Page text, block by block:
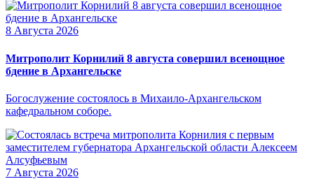
8 Августа 2026
Митрополит Корнилий 8 августа совершил всенощное
бдение в Архангельске
Богослужение состоялось в Михаило-Архангельском
кафедральном соборе.
7 Августа 2026